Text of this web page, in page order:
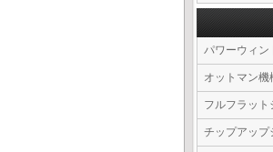
パワーウィン
オットマン機
フルフラット
チップアップ